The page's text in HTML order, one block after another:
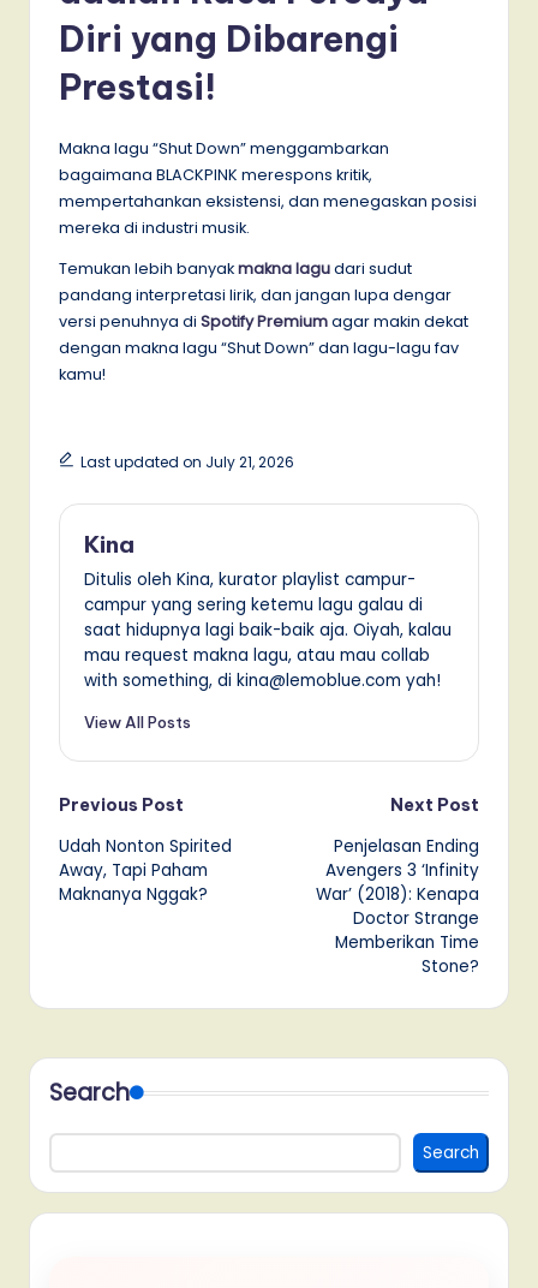
Diri yang Dibarengi
Prestasi!
Makna lagu “Shut Down” menggambarkan
bagaimana BLACKPINK merespons kritik,
mempertahankan eksistensi, dan menegaskan posisi
mereka di industri musik.
Temukan lebih banyakmakna lagudari sudut
pandang interpretasi lirik, dan jangan lupa dengar
versi penuhnya di Spotify Premiumagar makin dekat
dengan makna lagu “Shut Down” dan lagu-lagu fav
kamu!
Last updated on July 21, 2026
Kina
Ditulis oleh Kina, kurator playlist campur-
campur yang sering ketemu lagu galau di
saat hidupnya lagi baik-baik aja. Oiyah, kalau
mau request makna lagu, atau mau collab
with something, di kina@lemoblue.com yah!
View All Posts
Post
navigation
Previous Post
Udah Nonton Spirited
Away, Tapi Paham
Maknanya Nggak?
Next Post
Penjelasan Ending
Avengers 3 ‘Infinity
War’ (2018): Kenapa
Doctor Strange
Memberikan Time
Stone?
Search
Search